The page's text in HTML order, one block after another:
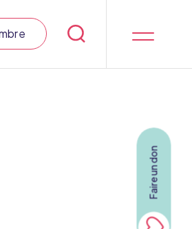
Faire un don